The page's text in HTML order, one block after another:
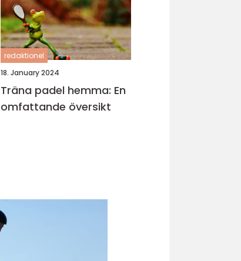
redaktionel
18. January 2024
Träna padel hemma: En
omfattande översikt